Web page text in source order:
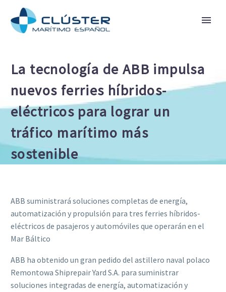
La tecnología de ABB impulsa
nuevos ferries híbridos-
eléctricos para lograr un
tráfico marítimo más
sostenible
ABB suministrará soluciones completas de energía,
automatización y propulsión para tres ferries híbridos-
eléctricos de pasajeros y automóviles que operarán en el
Mar Báltico
ABB ha obtenido un gran pedido del astillero naval polaco
Remontowa Shiprepair Yard S.A. para suministrar
soluciones integradas de energía, automatización y